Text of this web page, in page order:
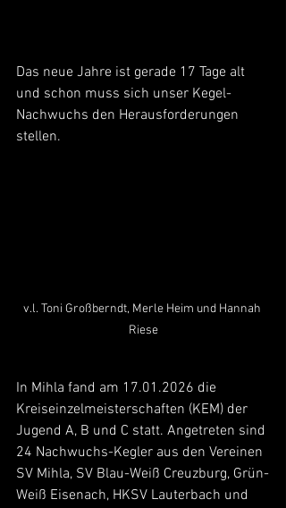
Das neue Jahre ist gerade 17 Tage alt
und schon muss sich unser Kegel-
Nachwuchs den Herausforderungen
stellen.
v.l. Toni Großberndt, Merle Heim und Hannah
Riese
In Mihla fand am 17.01.2026 die
Kreiseinzelmeisterschaften (KEM) der
Jugend A, B und C statt. Angetreten sind
24 Nachwuchs-Kegler aus den Vereinen
SV Mihla, SV Blau-Weiß Creuzburg, Grün-
Weiß Eisenach, HKSV Lauterbach und